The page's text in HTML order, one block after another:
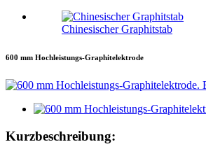
Chinesischer Graphitstab
600 mm Hochleistungs-Graphitelektrode
Kurzbeschreibung: